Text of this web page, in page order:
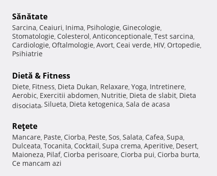
Sănătate
Sarcina, Ceaiuri, Inima, Psihologie, Ginecologie,
Stomatologie, Colesterol, Anticonceptionale, Test sarcina,
Cardiologie, Oftalmologie, Avort, Ceai verde, HIV, Ortopedie,
Psihiatrie
Dietă & Fitness
Diete, Fitness, Dieta Dukan, Relaxare, Yoga, Intretinere,
Aerobic, Exercitii abdomen, Nutritie, Dieta de slabit, Dieta
disociata, Silueta, Dieta ketogenica, Sala de acasa
Reţete
Mancare, Paste, Ciorba, Peste, Sos, Salata, Cafea, Supa,
Dulceata, Tocanita, Cocktail, Supa crema, Aperitive, Desert,
Maioneza, Pilaf, Ciorba perisoare, Ciorba pui, Ciorba burta,
Ce mancam azi